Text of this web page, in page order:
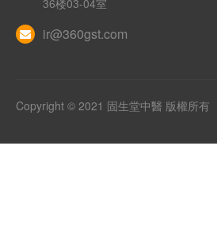
ir@360gst.com
Copyright © 2021 固生堂中醫 版權所有